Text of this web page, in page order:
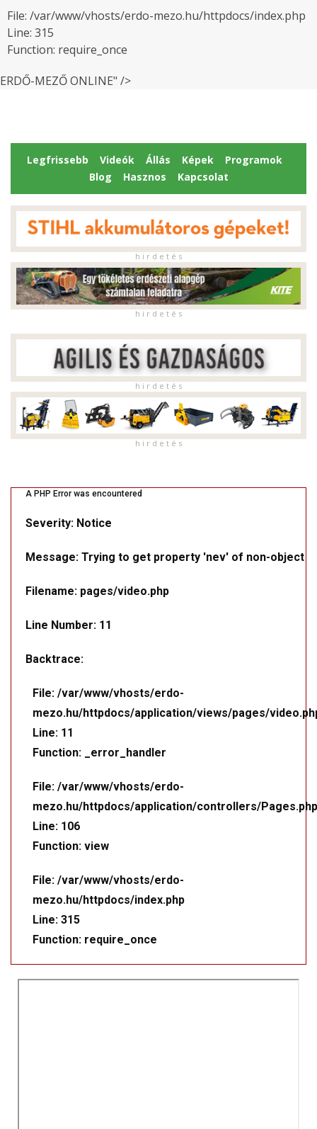
File: /var/www/vhosts/erdo-mezo.hu/httpdocs/index.php
Line: 315
Function: require_once
ERDŐ-MEZŐ ONLINE" />
Legfrissebb Videók Állás Képek
Programok
Blog
Hasznos Kapcsolat
h i r d e t é s
h i r d e t é s
h i r d e t é s
h i r d e t é s
A PHP Error was encountered
Severity: Notice
Message: Trying to get property 'nev' of non-object
Filename: pages/video.php
Line Number: 11
Backtrace:
File: /var/www/vhosts/erdo-
mezo.hu/httpdocs/application/views/pages/
Line: 11
Function: _error_handler
File: /var/www/vhosts/erdo-
mezo.hu/httpdocs/application/controllers/Pages.php
Line: 106
Function: view
File: /var/www/vhosts/erdo-
mezo.hu/httpdocs/index.php
Line: 315
Function: require_once